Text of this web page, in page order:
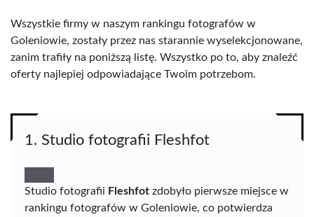
Wszystkie firmy w naszym rankingu fotografów w
Goleniowie, zostały przez nas starannie wyselekcjonowane,
zanim trafiły na poniższą listę. Wszystko po to, aby znaleźć
oferty najlepiej odpowiadające Twoim potrzebom.
1. Studio fotografii Fleshfot
Studio fotografii Fleshfot zdobyło pierwsze miejsce w
rankingu fotografów w Goleniowie, co potwierdza